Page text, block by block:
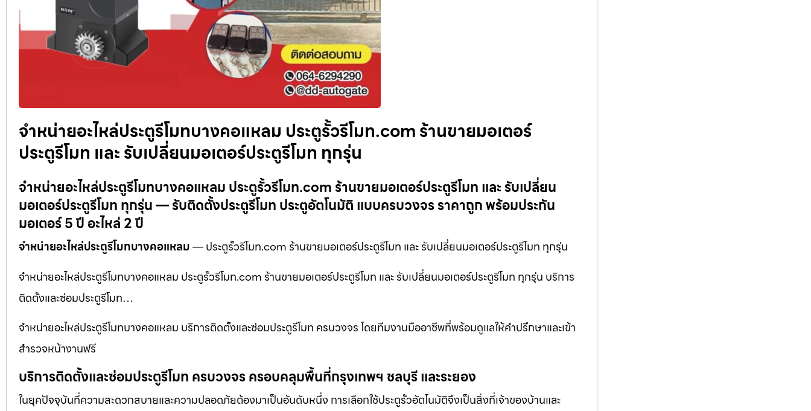
จำหน่ายอะไหล่ประตูรีโมทบางคอแหลม ประตูรั้วรีโมท.com ร้านขายมอเตอร์
ประตูรีโมท และ รับเปลี่ยนมอเตอร์ประตูรีโมท ทุกรุ่น
จำหน่ายอะไหล่ประตูรีโมทบางคอแหลม ประตูรั้วรีโมท.com ร้านขายมอเตอร์ประตูรีโมท และ รับเปลี่ยน
มอเตอร์ประตูรีโมท ทุกรุ่น — รับติดตั้งประตูรีโมท ประตูอัตโนมัติ แบบครบวงจร ราคาถูก พร้อมประกัน
มอเตอร์ 5 ปี อะไหล่ 2 ปี
จำหน่ายอะไหล่ประตูรีโมทบางคอแหลม— ประตูรั้วรีโมท.com ร้านขายมอเตอร์ประตูรีโมท และ รับเปลี่ยนมอเตอร์ประตูรีโมท ทุกรุ่น
จำหน่ายอะไหล่ประตูรีโมทบางคอแหลม ประตูรั้วรีโมท.com ร้านขายมอเตอร์ประตูรีโมท และ รับเปลี่ยนมอเตอร์ประตูรีโมท ทุกรุ่น บริการ
ติดตั้งและซ่อมประตูรีโมท…
จำหน่ายอะไหล่ประตูรีโมทบางคอแหลม บริการติดตั้งและซ่อมประตูรีโมท ครบวงจร โดยทีมงานมืออาชีพที่พร้อมดูแลให้คำปรึกษาและเข้า
สำรวจหน้างานฟรี
บริการติดตั้งและซ่อมประตูรีโมท ครบวงจร ครอบคลุมพื้นที่กรุงเทพฯ ชลบุรี และระยอง
ในยุคปัจจุบันที่ความสะดวกสบายและความปลอดภัยต้องมาเป็นอันดับหนึ่ง การเลือกใช้ประตูรั้วอัตโนมัติจึงเป็นสิ่งที่เจ้าของบ้านและ